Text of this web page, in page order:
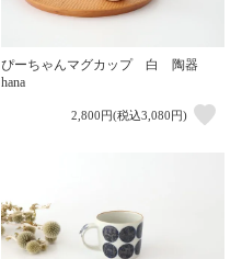
ぴーちゃんマグカップ 白 陶器
hana
2,800円(税込3,080円)